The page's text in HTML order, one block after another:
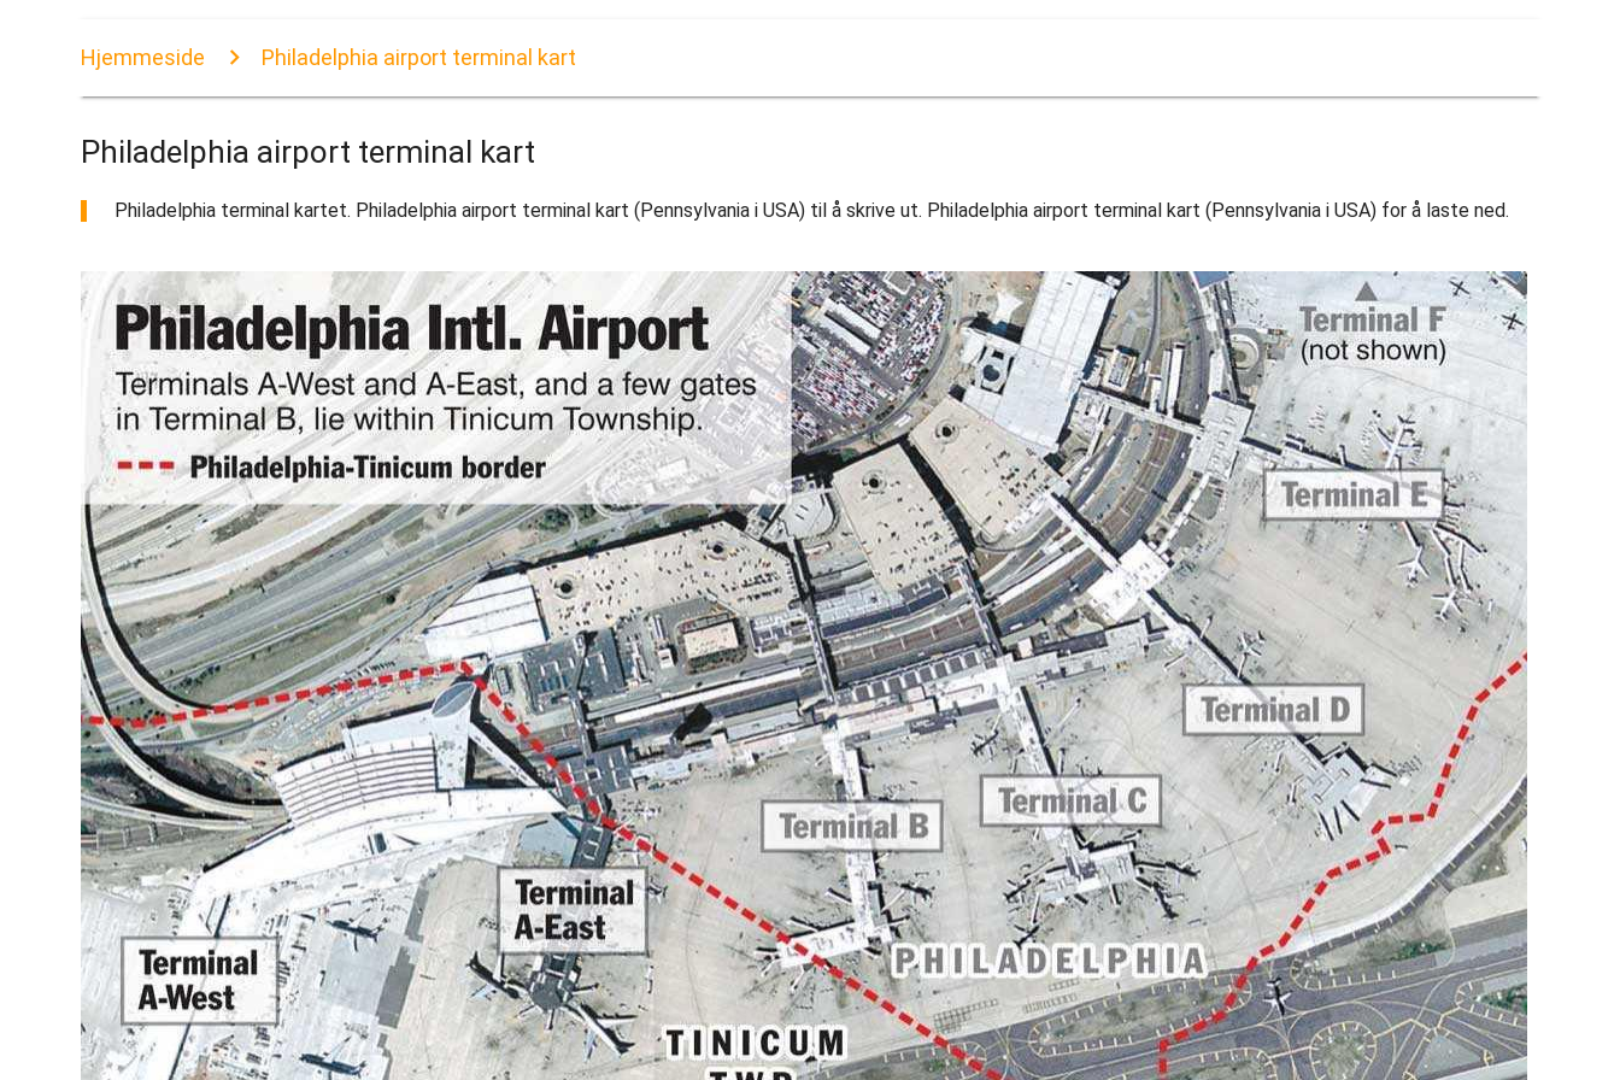
Hjemmeside Philadelphia airport terminal kart
Philadelphia airport terminal kart
Philadelphia terminal kartet. Philadelphia airport terminal kart (Pennsylvania i USA) til å skrive ut. Philadelphia airport terminal kart (Pennsylvania i USA) for å laste ned.